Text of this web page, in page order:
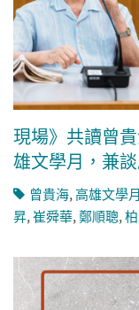
現場》共讀曾
雄文學月，兼
曾貴海,高雄文學月
昇,崔舜華,鄭順聰,